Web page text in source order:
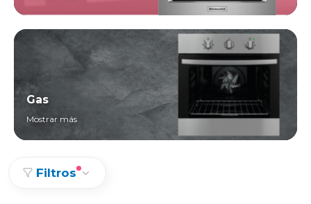
Gas
Mostrar más
Filtros